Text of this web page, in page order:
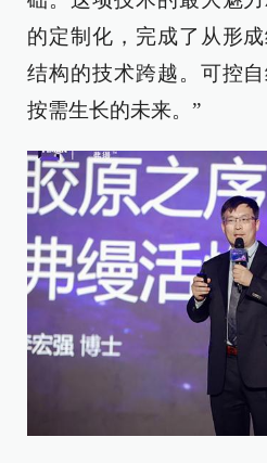
的定制化，完成了从形
结构的技术跨越。可控
按需生长的未来。”